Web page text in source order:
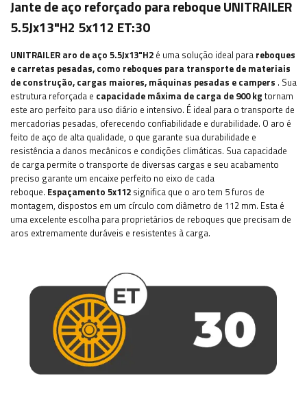
Jante de aço reforçado para reboque UNITRAILER
5.5Jx13"H2 5x112 ET:30
UNITRAILER aro de aço 5.5Jx13"H2 é uma solução ideal para reboques
e carretas pesadas, como reboques para transporte de materiais
de construção, cargas maiores, máquinas pesadas e campers . Sua
estrutura reforçada e capacidade máxima de carga de 900 kg tornam
este aro perfeito para uso diário e intensivo. É ideal para o transporte de
mercadorias pesadas, oferecendo confiabilidade e durabilidade. O aro é
feito de aço de alta qualidade, o que garante sua durabilidade e
resistência a danos mecânicos e condições climáticas. Sua capacidade
de carga permite o transporte de diversas cargas e seu acabamento
preciso garante um encaixe perfeito no eixo de cada
reboque. Espaçamento 5x112 significa que o aro tem 5 furos de
montagem, dispostos em um círculo com diâmetro de 112 mm. Esta é
uma excelente escolha para proprietários de reboques que precisam de
aros extremamente duráveis ​​e resistentes à carga.